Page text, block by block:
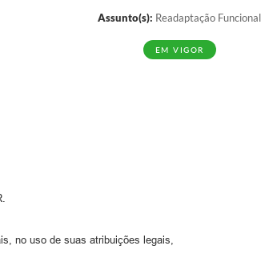
Assunto(s): Readaptação Funcional
EM VIGOR
no uso de suas atribuições legais,